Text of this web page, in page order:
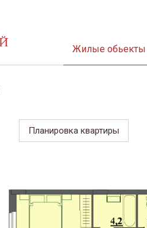
Жилые обьекты
Планировка квартиры